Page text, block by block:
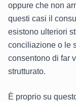
oppure che non
questi casi il
esistono ulteriori
conciliazione o le
consentono di far
strutturato.
È proprio su